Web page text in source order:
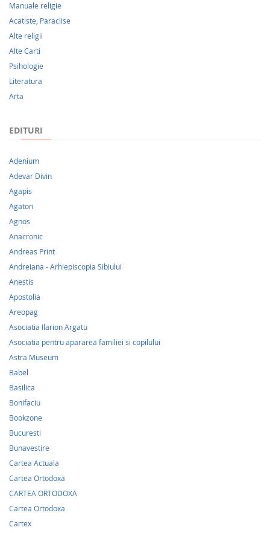
Manuale religie
Acatiste, Paraclise
Alte religii
Alte Carti
Psihologie
Literatura
Arta
EDITURI
Adenium
Adevar Divin
Agapis
Agaton
Agnos
Anacronic
Andreas Print
Andreiana - Arhiepiscopia Sibiului
Anestis
Apostolia
Areopag
Asociatia Ilarion Argatu
Asociatia pentru apararea familiei si copilului
Astra Museum
Babel
Basilica
Bonifaciu
Bookzone
Bucuresti
Bunavestire
Cartea Actuala
Cartea Ortodoxa
CARTEA ORTODOXA
Cartea Ortodoxa
Cartex